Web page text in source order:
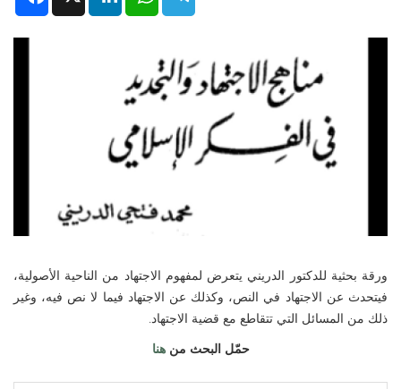
ورقة بحثية للدكتور الدريني يتعرض لمفهوم الاجتهاد من الناحية الأصولية،
فيتحدث عن الاجتهاد في النص، وكذلك عن الاجتهاد فيما لا نص فيه، وغير
ذلك من المسائل التي تتقاطع مع قضية الاجتهاد.
حمّل البحث منهنا